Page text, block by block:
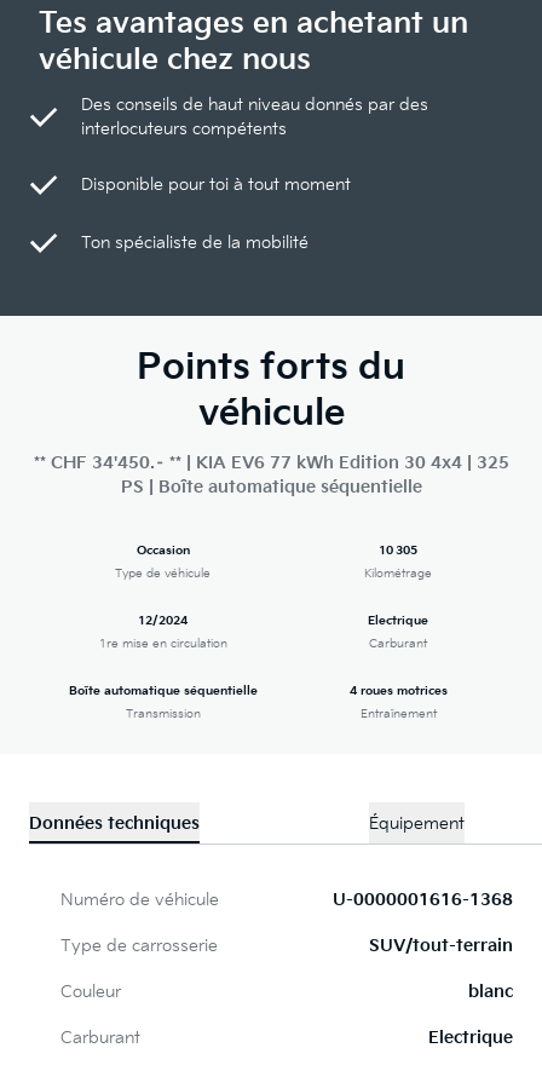
Tes avantages en achetant un
véhicule chez nous
Des conseils de haut niveau donnés par des
interlocuteurs compétents
Disponible pour toi à tout moment
Ton spécialiste de la mobilité
Points forts du
véhicule
** CHF 34'450.– ** | KIA EV6 77 kWh Edition 30 4x4 | 325
PS | Boîte automatique séquentielle
Occasion
Type de véhicule
10 305
Kilométrage
12/2024
1re mise en circulation
Electrique
Carburant
Boîte automatique séquentielle
Transmission
4 roues motrices
Entraînement
Données techniques Équipement
Numéro de véhicule U-0000001616-1368
Type de carrosserie SUV/tout-terrain
Couleur blanc
Carburant Electrique